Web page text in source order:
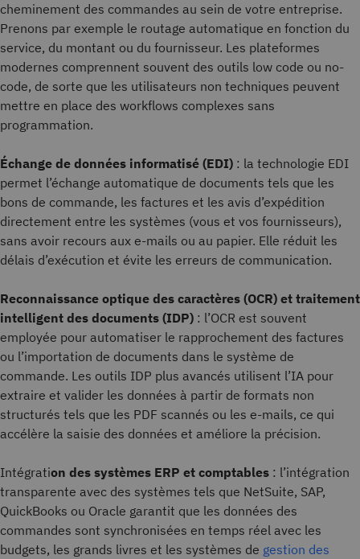
cheminement des commandes au sein de votre entreprise.
Prenons par exemple le routage automatique en fonction du
service, du montant ou du fournisseur. Les plateformes
modernes comprennent souvent des outils low code ou no-
code, de sorte que les utilisateurs non techniques peuvent
mettre en place des workflows complexes sans
programmation.
Échange de données informatisé (EDI) : la technologie EDI
permet l’échange automatique de documents tels que les
bons de commande, les factures et les avis d’expédition
directement entre les systèmes (vous et vos fournisseurs),
sans avoir recours aux e-mails ou au papier. Elle réduit les
délais d’exécution et évite les erreurs de communication.
Reconnaissance optique des caractères (OCR) et traitement
intelligent des documents (IDP) : l’OCR est souvent
employée pour automatiser le rapprochement des factures
ou l’importation de documents dans le système de
commande. Les outils IDP plus avancés utilisent l’IA pour
extraire et valider les données à partir de formats non
structurés tels que les PDF scannés ou les e-mails, ce qui
accélère la saisie des données et améliore la précision.
Intégration des systèmes ERP et comptables : l’intégration
transparente avec des systèmes tels que NetSuite, SAP,
QuickBooks ou Oracle garantit que les données des
commandes sont synchronisées en temps réel avec les
budgets, les grands livres et les systèmes de gestion des